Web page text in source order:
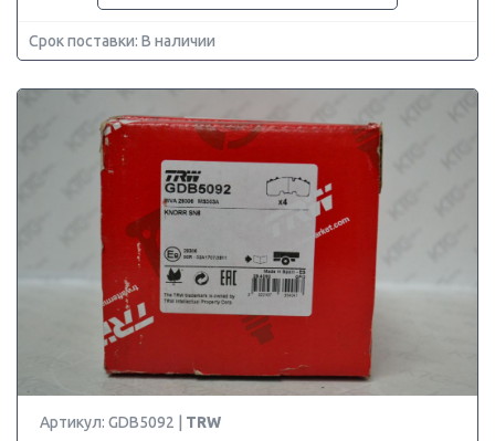
Срок поставки: В наличии
Артикул: GDB5092 | TRW